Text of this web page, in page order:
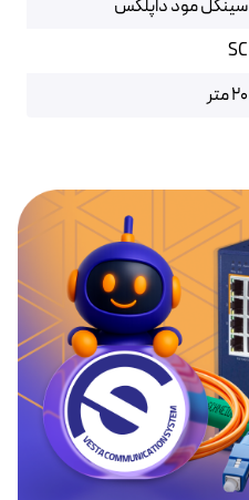
سینگل مود داپلکس
SC
20 متر